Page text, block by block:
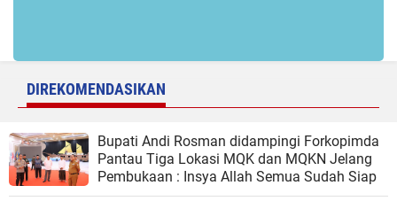
DIREKOMENDASIKAN
Bupati Andi Rosman didampingi Forkopimda
Pantau Tiga Lokasi MQK dan MQKN Jelang
Pembukaan : Insya Allah Semua Sudah Siap